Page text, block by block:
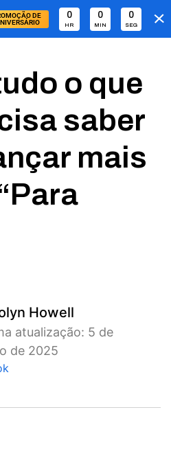
DE
0
HR
0
MIN
0
SEG
o que
saber
mais
Howell
atualização: 5 de
de 2025